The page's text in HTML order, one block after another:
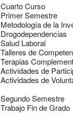
Cuarto Curso
Primer Semestre
Metodología de la
Drogodependencias
Salud Laboral
Talleres de
Terapias
Actividades de
Actividades de
Segundo Semestre
Trabajo Fin de Grado